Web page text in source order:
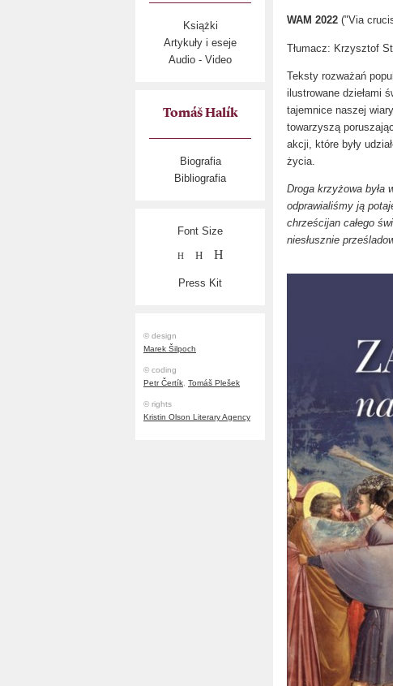
Książki
Artykuły i eseje
Audio - Video
Tomáš Halík
Biografia
Bibliografia
Font Size
H H H
Press Kit
© design
Marek Šilpoch
© coding
Petr Čertík, Tomáš Plešek
© rights
Kristin Olson Literary Agency
WAM 2022 ("Via
Tłumacz: Krzysztof
Teksty rozważań
ilustrowane dziełami
tajemnice naszej
towarzyszą
akcji, które były
życia.
Droga krzyżowa była
odprawialiśmy ją
chrześcijan całego
niesłusznie